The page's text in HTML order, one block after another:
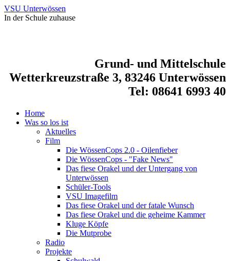
VSU Unterwössen
In der Schule zuhause
Grund- und Mittelschule
Wetterkreuzstraße 3, 83246 Unterwössen
Tel: 08641 6993 40
Home
Was so los ist
Aktuelles
Film
Die WössenCops 2.0 - Oilenfieber
Die WössenCops - "Fake News"
Das fiese Orakel und der Untergang von
Unterwössen
Schüler-Tools
VSU Imagefilm
Das fiese Orakel und der fatale Wunsch
Das fiese Orakel und die geheime Kammer
Kluge Köpfe
Die Mutprobe
Radio
Projekte